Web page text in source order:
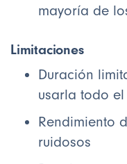
mayoría de
Limitaciones
Duración
usarla todo
Rendimiento
ruidosos